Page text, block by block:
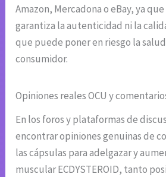
Amazon, Mercadona o eBay, ya
garantiza la autenticidad ni la
que puede poner en riesgo la
consumidor.
Opiniones reales OCU y
En los foros y plataformas de
encontrar opiniones genuinas de
las cápsulas para adelgazar y
muscular ECDYSTEROID, tanto